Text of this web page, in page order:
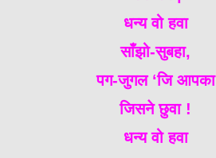
धन्य वो हवा
साँझो-सुबहा,
पग-जुगल ‘जि आपका
जिसने छुवा !
धन्य वो हवा